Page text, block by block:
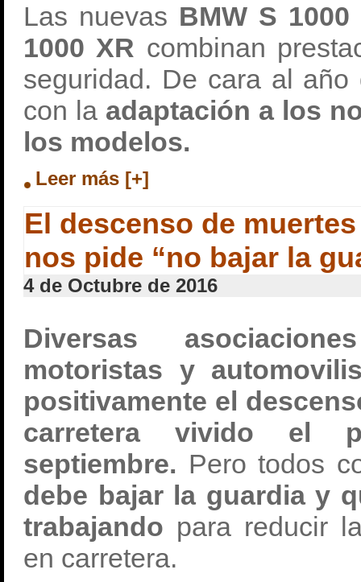
Las nuevas BMW S
1000 XR combinan
seguridad. De cara al año
con la adaptación a los
los modelos.
Leer más [+]
El descenso de
nos pide “no bajar la
4 de Octubre de 2016
Diversas
motoristas y
positivamente el
carretera vivido el
septiembre. Pero todos
debe bajar la guardia y
trabajando para reducir
en carretera.